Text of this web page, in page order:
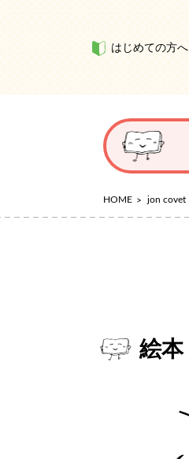
はじめての方へ
HOME jon covet
絵本